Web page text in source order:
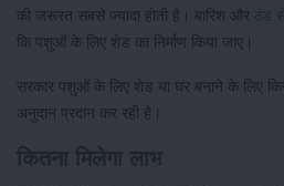
की जरूरत सबसे ज्यादा होती है। बारिश और
ठंड
कि पशुओं के लिए शेड का निर्माण किया जाए।
सरकार पशुओं के लिए शेड या घर बनाने के लिए
अनुदान प्रदान कर रही है।